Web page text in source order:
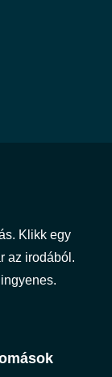
Klikk egy
az irodából.